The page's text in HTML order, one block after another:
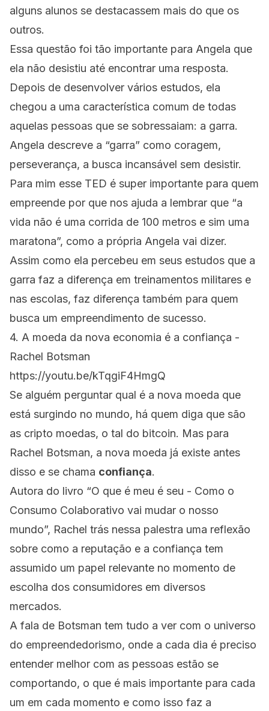
alguns alunos se destacassem mais do que os
outros.
Essa questão foi tão importante para Angela que
ela não desistiu até encontrar uma resposta.
Depois de desenvolver vários estudos, ela
chegou a uma característica comum de todas
aquelas pessoas que se sobressaiam: a garra.
Angela descreve a “garra” como coragem,
perseverança, a busca incansável sem desistir.
Para mim esse TED é super importante para quem
empreende por que nos ajuda a lembrar que “a
vida não é uma corrida de 100 metros e sim uma
maratona”, como a própria Angela vai dizer.
Assim como ela percebeu em seus estudos que a
garra faz a diferença em treinamentos militares e
nas escolas, faz diferença também para quem
busca um empreendimento de sucesso.
4. A moeda da nova economia é a confiança -
Rachel Botsman
https://youtu.be/kTqgiF4HmgQ
Se alguém perguntar qual é a nova moeda que
está surgindo no mundo, há quem diga que são
as cripto moedas, o tal do bitcoin. Mas para
Rachel Botsman, a nova moeda já existe antes
disso e se chama confiança.
Autora do livro “O que é meu é seu - Como o
Consumo Colaborativo vai mudar o nosso
mundo”, Rachel trás nessa palestra uma reflexão
sobre como a reputação e a confiança tem
assumido um papel relevante no momento de
escolha dos consumidores em diversos
mercados.
A fala de Botsman tem tudo a ver com o universo
do empreendedorismo, onde a cada dia é preciso
entender melhor com as pessoas estão se
comportando, o que é mais importante para cada
um em cada momento e como isso faz a